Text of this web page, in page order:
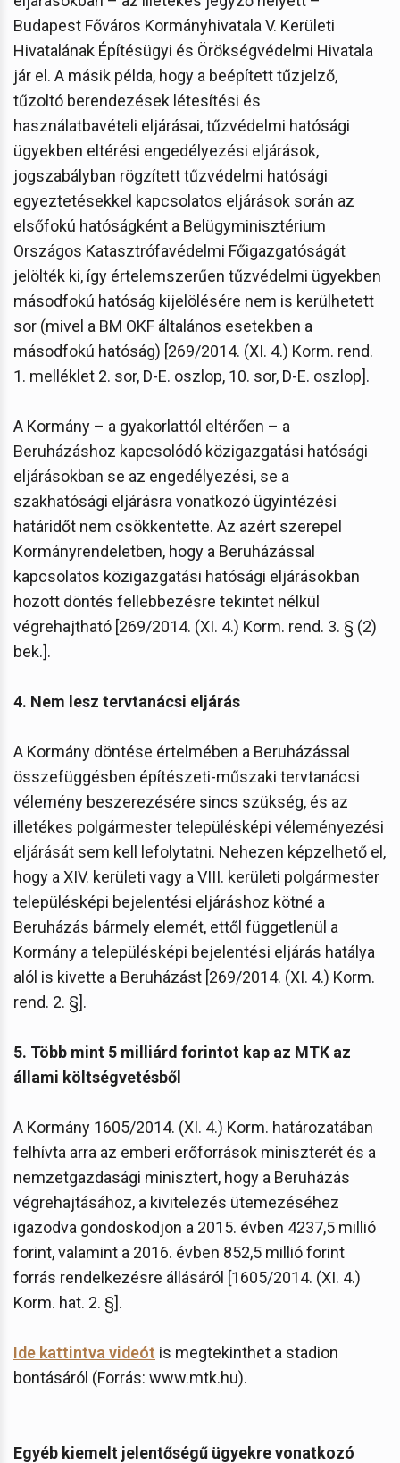
Budapest Főváros Kormányhivatala V. Kerületi
Hivatalának Építésügyi és Örökségvédelmi Hivatala
jár el. A másik példa, hogy a beépített tűzjelző,
tűzoltó berendezések létesítési és
használatbavételi eljárásai, tűzvédelmi hatósági
ügyekben eltérési engedélyezési eljárások,
jogszabályban rögzített tűzvédelmi hatósági
egyeztetésekkel kapcsolatos eljárások során az
elsőfokú hatóságként a Belügyminisztérium
Országos Katasztrófavédelmi Főigazgatóságát
jelölték ki, így értelemszerűen tűzvédelmi ügyekben
másodfokú hatóság kijelölésére nem is kerülhetett
sor (mivel a BM OKF általános esetekben a
másodfokú hatóság) [269/2014. (XI. 4.) Korm. rend.
1. melléklet 2. sor, D-E. oszlop, 10. sor, D-E. oszlop].
A Kormány – a gyakorlattól eltérően – a
Beruházáshoz kapcsolódó közigazgatási hatósági
eljárásokban se az engedélyezési, se a
szakhatósági eljárásra vonatkozó ügyintézési
határidőt nem csökkentette. Az azért szerepel
Kormányrendeletben, hogy a Beruházással
kapcsolatos közigazgatási hatósági eljárásokban
hozott döntés fellebbezésre tekintet nélkül
végrehajtható [269/2014. (XI. 4.) Korm. rend. 3. § (2)
bek.].
4. Nem lesz tervtanácsi eljárás
A Kormány döntése értelmében a Beruházással
összefüggésben építészeti-műszaki tervtanácsi
vélemény beszerezésére sincs szükség, és az
illetékes polgármester településképi véleményezési
eljárását sem kell lefolytatni. Nehezen képzelhető el,
hogy a XIV. kerületi vagy a VIII. kerületi polgármester
településképi bejelentési eljáráshoz kötné a
Beruházás bármely elemét, ettől függetlenül a
Kormány a településképi bejelentési eljárás hatálya
alól is kivette a Beruházást [269/2014. (XI. 4.) Korm.
rend. 2. §].
5. Több mint 5 milliárd forintot kap az MTK az
állami költségvetésből
A Kormány 1605/2014. (XI. 4.) Korm. határozatában
felhívta arra az emberi erőforrások miniszterét és a
nemzetgazdasági minisztert, hogy a Beruházás
végrehajtásához, a kivitelezés ütemezéséhez
igazodva gondoskodjon a 2015. évben 4237,5 millió
forint, valamint a 2016. évben 852,5 millió forint
forrás rendelkezésre állásáról [1605/2014. (XI. 4.)
Korm. hat. 2. §].
Ide kattintva videót is megtekinthet a stadion
bontásáról (Forrás: www.mtk.hu).
Egyéb kiemelt jelentőségű ügyekre vonatkozó